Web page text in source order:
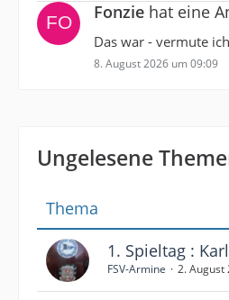
Fonzie hat eine
Das war - vermute
8. August 2026 um 09:09
Ungelesene
Thema
1. Spieltag :
FSV-Armine 2. August